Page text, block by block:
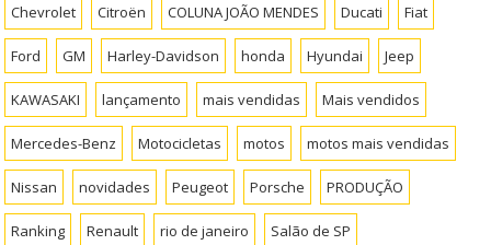
Chevrolet Citroën COLUNA JOÃO MENDES Ducati Fiat
Ford GM Harley-Davidson honda Hyundai Jeep
KAWASAKI lançamento mais vendidas Mais vendidos
Mercedes-Benz Motocicletas motos motos mais vendidas
Nissan novidades Peugeot Porsche PRODUÇÃO
Ranking Renault rio de janeiro Salão de SP